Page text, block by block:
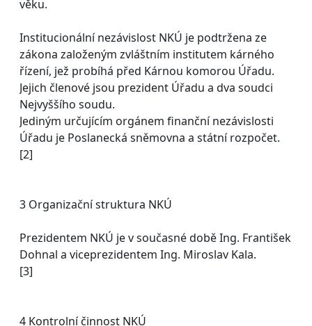
věku.
Institucionální nezávislost NKÚ je podtržena ze
zákona založeným zvláštním institutem kárného
řízení, jež probíhá před Kárnou komorou Úřadu.
Jejich členové jsou prezident Úřadu a dva soudci
Nejvyššího soudu.
Jediným určujícím orgánem finanční nezávislosti
Úřadu je Poslanecká sněmovna a státní rozpočet.
[2]
3 Organizační struktura NKÚ
Prezidentem NKÚ je v současné době Ing. František
Dohnal a viceprezidentem Ing. Miroslav Kala.
[3]
4 Kontrolní činnost NKÚ